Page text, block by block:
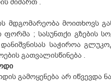
მიმართ .
მდგომარეობა მოითხოვს
; სასუნთქი გზების
საჭიროა
გათვალისწინება .
გამოყენება არ იწვევდა